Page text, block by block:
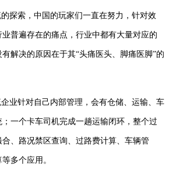
探索，中国的玩家们一直在努力，针对效
普遍存在的痛点，行业中都有大量对应的
解决的原因在于其“头痛医头、脚痛医脚”的
业针对自己内部管理，会有仓储、运输、车
一个卡车司机完成一趟运输闭环，整个过
、路况禁区查询、过路费计算、车辆管
多个应用。